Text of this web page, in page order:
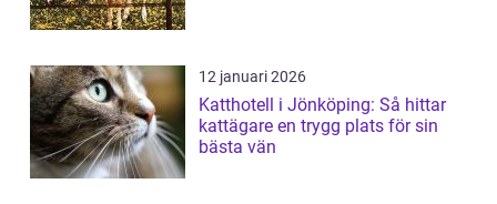
12 januari 2026
Katthotell i Jönköping: Så hittar
kattägare en trygg plats för sin
bästa vän